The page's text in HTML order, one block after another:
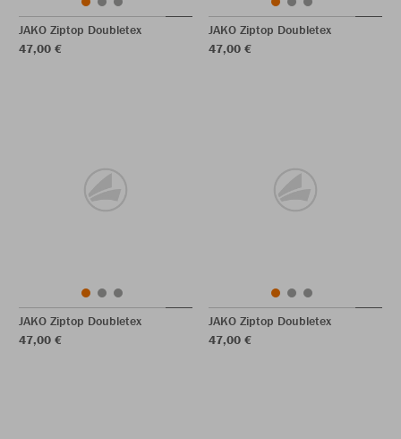
JAKO Ziptop Doubletex
47,00 €
JAKO Ziptop Doubletex
47,00 €
JAKO Ziptop Doubletex
47,00 €
JAKO Ziptop Doubletex
47,00 €